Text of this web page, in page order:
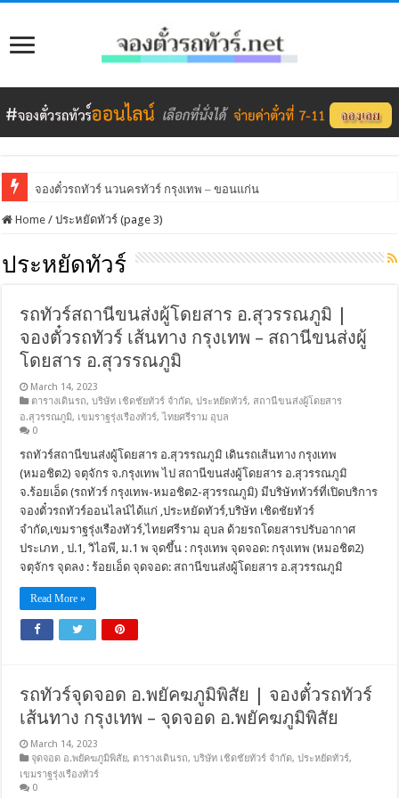
จองตั๋วรถทัวร์ นวนครทัวร์ กรุงเทพ – ขอนแก่น
Home / ประหยัดทัวร์ (page 3)
ประหยัดทัวร์
รถทัวร์สถานีขนส่งผู้โดยสาร อ.สุวรรณภูมิ |
จองตั๋วรถทัวร์ เส้นทาง กรุงเทพ – สถานีขนส่งผู้
โดยสาร อ.สุวรรณภูมิ
March 14, 2023
ตารางเดินรถ,บริษัท เชิดชัยทัวร์ จำกัด,ประหยัดทัวร์, สถานีขนส่งผู้โดยสาร
อ.สุวรรณภูมิ, เขมราฐรุ่งเรืองทัวร์,ไทยศรีราม อุบล
0
รถทัวร์สถานีขนส่งผู้โดยสาร อ.สุวรรณภูมิ เดินรถเส้นทาง กรุงเทพ
(หมอชิต2) จตุจักร จ.กรุงเทพ ไป สถานีขนส่งผู้โดยสาร อ.สุวรรณภูมิ
จ.ร้อยเอ็ด (รถทัวร์ กรุงเทพ-หมอชิต2-สุวรรณภูมิ) มีบริษัททัวร์ที่เปิดบริการ
จองตั๋วรถทัวร์ออนไลน์ได้แก่ ,ประหยัดทัวร์,บริษัท เชิดชัยทัวร์
จำกัด,เขมราฐรุ่งเรืองทัวร์,ไทยศรีราม อุบล ด้วยรถโดยสารปรับอากาศ
ประเภท , ป.1, วิไอพี, ม.1 พ จุดขึ้น : กรุงเทพ จุดจอด: กรุงเทพ (หมอชิต2)
จตุจักร จุดลง : ร้อยเอ็ด จุดจอด: สถานีขนส่งผู้โดยสาร อ.สุวรรณภูมิ
Read More »
รถทัวร์จุดจอด อ.พยัคฆภูมิพิสัย | จองตั๋วรถทัวร์
เส้นทาง กรุงเทพ – จุดจอด อ.พยัคฆภูมิพิสัย
March 14, 2023
จุดจอด อ.พยัคฆภูมิพิสัย, ตารางเดินรถ,บริษัท เชิดชัยทัวร์ จำกัด,ประหยัดทัวร์,
เขมราฐรุ่งเรืองทัวร์
0